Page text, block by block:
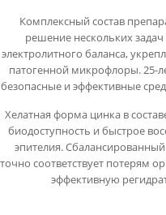
Комплексный состав
решение нескольких
электролитного баланса,
патогенной микрофлоры. 25-
безопасные и эффективные
Хелатная форма цинка в
биодоступность и быстрое
эпителия.
точно соответствует потерям
эффективную